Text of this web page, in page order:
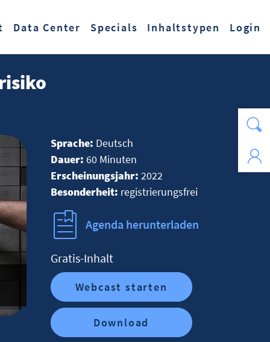
Data Center Specials Inhaltstypen Login
Sprache: Deutsch
Dauer: 60 Minuten
Erscheinungsjahr: 2022
Besonderheit: registrierungsfrei
Agenda herunterladen
Gratis-Inhalt
Webcast starten
Download